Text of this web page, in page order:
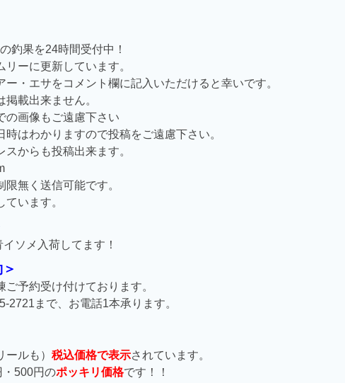
釣果を24時間受付中！
ーに更新しています。
ー・エサをコメント欄に記入いただけると幸いです。
掲載出来ません。
の画像もご遠慮下さい
時はわかりますので投稿をご遠慮下さい。
からも投稿出来ます。
無く送信可能です。
います。
イソメ入荷してます！
予約受け付けております。
2721まで、お電話1本承ります。
ルも） 税込価格で表示されています。
・500円のポッキリ価格です！！